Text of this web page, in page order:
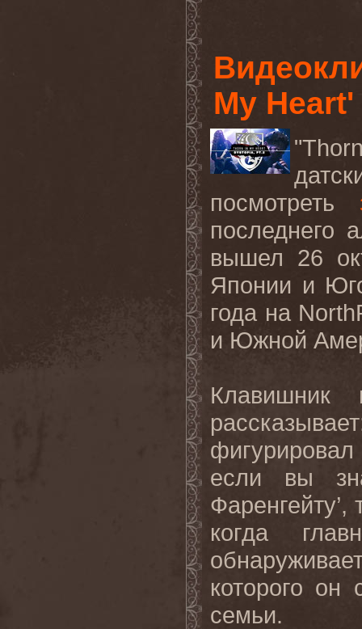
My
посмотреть
последнего
вышел 26
Японии и
года на
и Южной
Клавишник
если вы
когда
которого он
семьи.